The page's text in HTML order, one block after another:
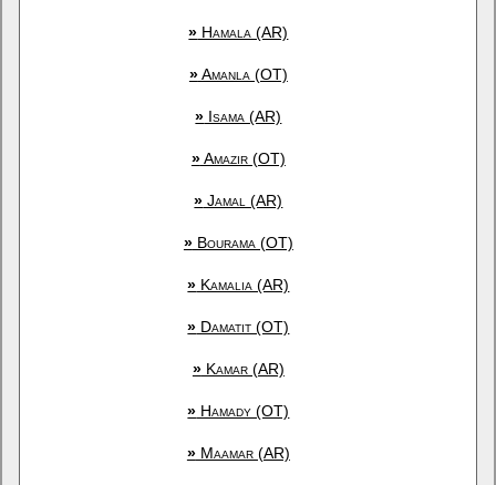
» Hamala (AR)
»Amanla (OT)
» Isama (AR)
»Amazir (OT)
» Jamal (AR)
»Bourama (OT)
» Kamalia (AR)
» Damatit (OT)
»Kamar (AR)
» Hamady (OT)
»Maamar (AR)